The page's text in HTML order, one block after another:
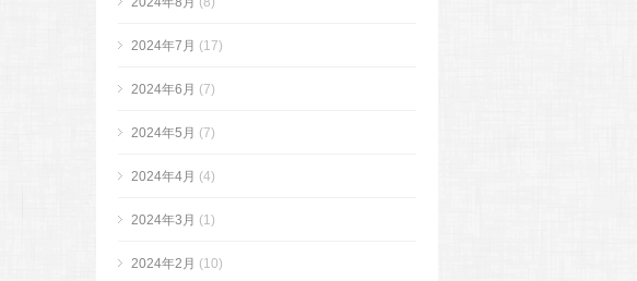
2024年7月 (17)
2024年6月 (7)
2024年5月 (7)
2024年4月 (4)
2024年3月 (1)
2024年2月 (10)